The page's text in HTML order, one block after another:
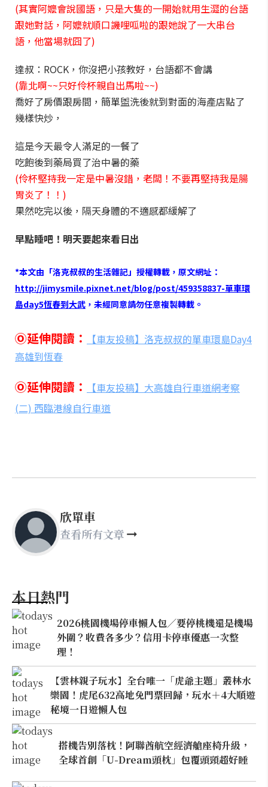
(其實阿嬤會說國語，只是大隻的一開始就用生澀的台語
跟她對話，阿嬤就順口譏哩呱啦的跟她說了一大串台
語，他當場就囧了)
達叔：ROCK，你沒把小孩教好，台語都不會講
(靠北啊~~只好伶杯親自出馬啦~~)
喬好了房價跟房間，簡單盥洗後就到對面的海產店點了
幾樣快炒，
這是今天最令人滿足的一餐了
吃飽後到藥局買了治中暑的藥
(伶杯堅持我一定是中暑沒錯，老闆！不要再堅持我是腸
胃炎了！！)
果然吃完以後，隔天身體的不適感都緩解了
早點睡吧！明天要起來看日出
*本文由「洛克叔叔的生活雜記」授權轉載，原文網址：
http://jimysmile.pixnet.net/blog/post/459358837-單車環
島day5恆春到大武 ，未經同意請勿任意複製轉載。
Ⓞ延伸閱讀：
【車友投稿】洛克叔叔的單車環島Day4
高雄到恆春
Ⓞ延伸閱讀：
【車友投稿】大高雄自行車道網考察
(二) 西臨港線自行車道
欣單車
查看所有文章
本日熱門
2026桃園機場停車懶人包／要停桃機還是機場
外圍？收費各多少？信用卡停車優惠一次整
理！
【雲林親子玩水】全台唯一「虎爺主題」叢林水
樂園！虎尾632高地免門票回歸，玩水＋4大順遊
秘境一日遊懶人包
搭機告別落枕！阿聯酋航空經濟艙座椅升級，
全球首創「U-Dream頭枕」包覆頭頸超好睡